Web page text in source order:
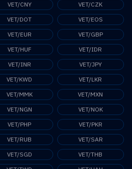
VET/CNY
VET/CZK
VET/DOT
VET/EOS
VET/EUR
VET/GBP
VET/HUF
VET/IDR
VET/INR
VET/JPY
VET/KWD
VET/LKR
VET/MMK
VET/MXN
VET/NGN
VET/NOK
VET/PHP
VET/PKR
VET/RUB
VET/SAR
VET/SGD
VET/THB